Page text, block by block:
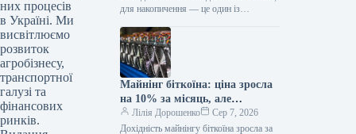
них процесів
в Україні. Ми
висвітлюємо
розвиток
агробізнесу,
транспортної
галузі та
фінансових
ринків.
для накопичення — це один із
Зазвичай їх…
Майнінг біткоїна: ціна зросла
на 10% за місяць, але
збитковість залишається
Лілія Дорошенко
Сер 7, 2026
Дохідність майнінгу біткоїна зросла за